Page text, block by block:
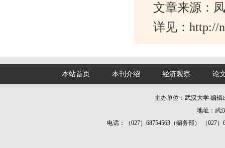
文章来源：
详见：http://
本站首页 本刊介绍 经济观察 论
主办单位：武汉大学 编
地址：武
电话：（027）68754563（编务部） （027